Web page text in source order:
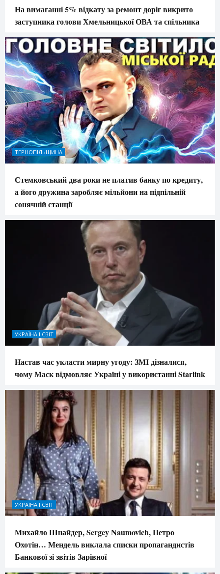
На вимаганні 5% відкату за ремонт доріг викрито
заступника голови Хмельницької ОВА та спільника
ТЕРНОПІЛЬЩИНА
Стемковський два роки не платив банку по кредиту,
а його дружина заробляє мільйони на підпільній
сонячній станції
УКРАЇНА І СВІТ
Настав час укласти мирну угоду: ЗМІ дізналися,
чому Маск відмовляє Україні у використанні Starlink
УКРАЇНА І СВІТ
Михайло Шнайдер, Sergey Naumovich, Петро
Охотін… Мендель виклала списки пропагандистів
Банкової зі звітів Зарівної